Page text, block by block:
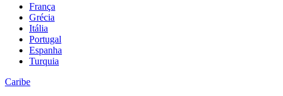
França
Grécia
Itália
Portugal
Espanha
Turquia
Caribe